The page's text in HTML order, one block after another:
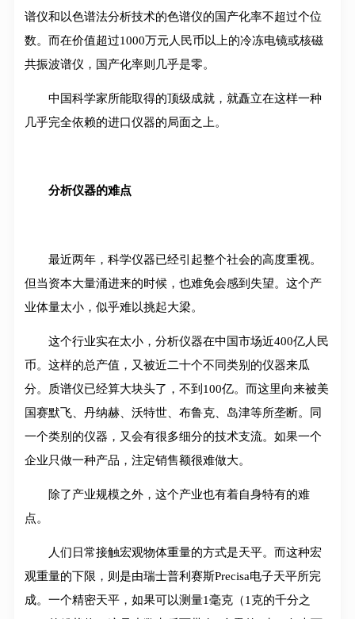
谱仪和以色谱法分析技术的色谱仪的国产化率不超过个位
数。而在价值超过1000万元人民币以上的冷冻电镜或核磁
共振波谱仪，国产化率则几乎是零。
中国科学家所能取得的顶级成就，就矗立在这样一种
几乎完全依赖的进口仪器的局面之上。
分析仪器的难点
最近两年，科学仪器已经引起整个社会的高度重视。
但当资本大量涌进来的时候，也难免会感到失望。这个产
业体量太小，似乎难以挑起大梁。
这个行业实在太小，分析仪器在中国市场近400亿人民
币。这样的总产值，又被近二十个不同类别的仪器来瓜
分。质谱仪已经算大块头了，不到100亿。而这里向来被美
国赛默飞、丹纳赫、沃特世、布鲁克、岛津等所垄断。同
一个类别的仪器，又会有很多细分的技术支流。如果一个
企业只做一种产品，注定销售额很难做大。
除了产业规模之外，这个产业也有着自身特有的难
点。
人们日常接触宏观物体重量的方式是天平。而这种宏
观重量的下限，则是由瑞士普利赛斯Precisa电子天平所完
成。一个精密天平，如果可以测量1毫克（1克的千分之